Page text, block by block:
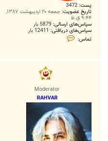
پست: 3472
تاریخ عضویت: جمعه ۲۰ اردیبهشت ۱۳۸۷,
۹:۴۴ ق.ظ
سپاس‌های ارسالی: 5879 بار
سپاس‌های دریافتی: 12411 بار
تماس:
ت
S
Moderator
RAHVAR